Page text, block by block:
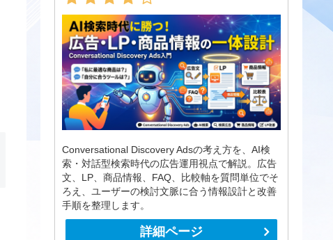
Conversational Discovery Adsの考え方を、AI検
索・対話型検索時代の広告運用視点で解説。広告
文、LP、商品情報、FAQ、比較軸を質問単位でそ
ろえ、ユーザーの検討文脈に合う情報設計と改善
手順を整理します。
詳細ページ